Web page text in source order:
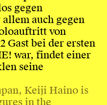
gegen
auch gegen
von
Gast bei der ersten
war, findet einer
seine
Keiji Haino is
in the